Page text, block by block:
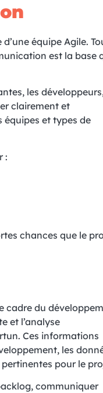
équipe Agile.
est la base
les
clairement et
équipes et types de
:
chances que le
cadre du
et l’analyse
Ces informations
les
pour le
communiquer